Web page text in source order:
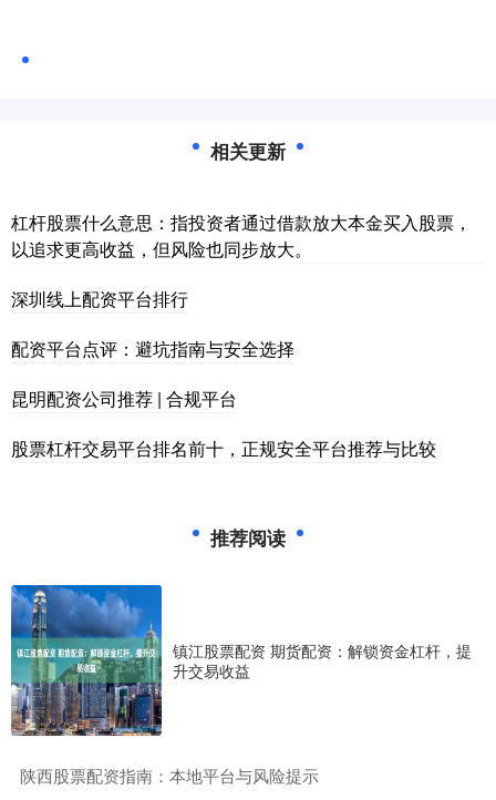
相关更新
杠杆股票什么意思：指投资者通过借款放大本金买入股票，
以追求更高收益，但风险也同步放大。
深圳线上配资平台排行
配资平台点评：避坑指南与安全选择
昆明配资公司推荐 | 合规平台
股票杠杆交易平台排名前十，正规安全平台推荐与比较
推荐阅读
镇江股票配资 期货配资：解锁资金杠杆，提
升交易收益
​陕西股票配资指南：本地平台与风险提示